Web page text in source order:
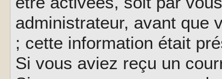
administrateur, avant que
; cette information était
Si vous aviez reçu un